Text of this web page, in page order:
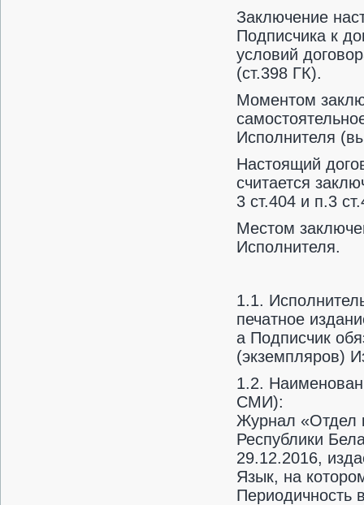
Заключение
Подписчика к
условий
(ст.398 ГК).
Моментом
Исполнителя
Настоящий
считается
3 ст.404 и п.3
Местом
Исполнителя.
1.1.
печатное
а Подписчик
(экземпляров)
1.2.
СМИ):
Журнал «Отдел
Республики
29.12.2016,
Язык, на
Периодичность